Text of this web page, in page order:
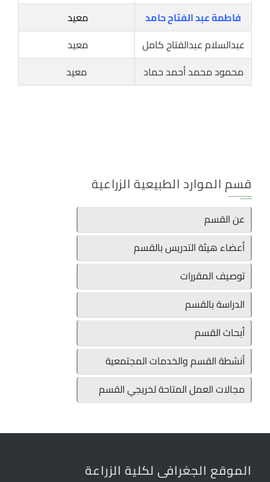
فاطمة عبد الفتاح حامد
معيد
عبدالسلام عبدالفتاح كامل
معيد
محمود محمد أحمد حماد
معيد
قسم الموارد الطبيعية الزراعية
عن القسم
أعضاء هيئة التدريس بالقسم
توصيف المقررات
الدراسة بالقسم
أبحاث القسم
أنشطة القسم والخدمات المجتمعية
مجالات العمل المتاحة لخريجي القسم
الموقع الجغرافى لكلية الزراعة